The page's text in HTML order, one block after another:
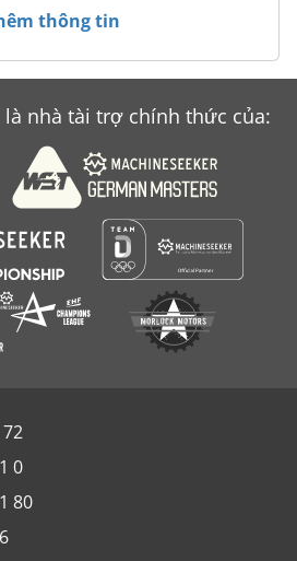
thông tin
là nhà tài trợ chính thức của:
0
80